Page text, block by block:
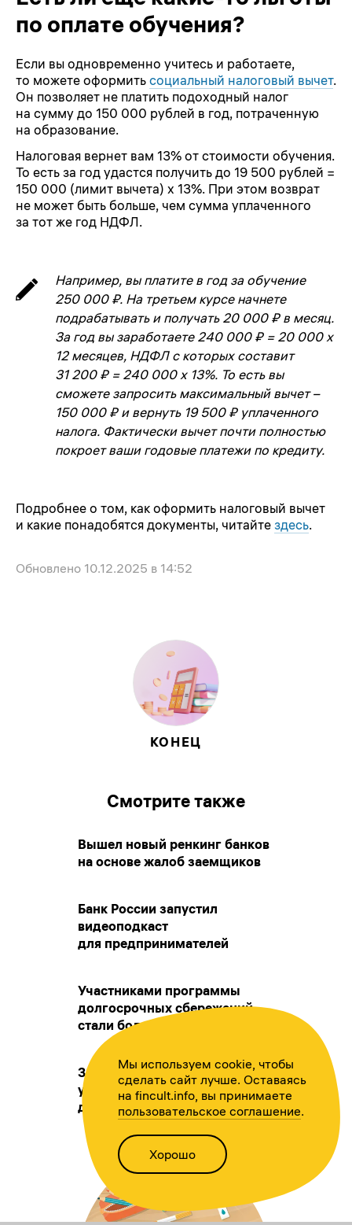
по оплате обучения?
Если вы одновременно учитесь и работаете,
то можете оформить социальный налоговый вычет.
Он позволяет не платить подоходный налог
на сумму до 150 000 рублей в год, потраченную
на образование.
Налоговая вернет вам 13% от стоимости обучения.
То есть за год удастся получить до 19 500 рублей =
150 000 (лимит вычета) х 13%. При этом возврат
не может быть больше, чем сумма уплаченного
за тот же год НДФЛ.
Например, вы платите в год за обучение
250 000 ₽. На третьем курсе начнете
подрабатывать и получать 20 000 ₽ в месяц.
За год вы заработаете 240 000 ₽ = 20 000 х
12 месяцев, НДФЛ с которых составит
31 200 ₽ = 240 000 х 13%. То есть вы
сможете запросить максимальный вычет –
150 000 ₽ и вернуть 19 500 ₽ уплаченного
налога. Фактически вычет почти полностью
покроет ваши годовые платежи по кредиту.
Подробнее о том, как оформить налоговый вычет
и какие понадобятся документы, читайте здесь.
Обновлено 10.12.2025 в 14:52
КОНЕЦ
Смотрите также
Вышел новый ренкинг банков
на основе жалоб заемщиков
Банк России запустил
видеоподкаст
для предпринимателей
Участниками программы
долгосрочных сбережений
стали более 10 млн человек
За 2025 год утроилось число
участников программы
долгосрочных сбережений
Мы используем cookie, чтобы
сделать сайт лучше. Оставаясь
на fincult.info, вы принимаете
пользовательское соглашение.
Хорошо